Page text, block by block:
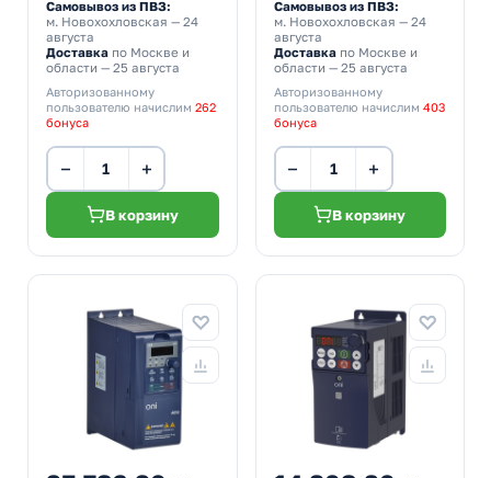
Самовывоз из ПВЗ:
м. Новохохловская — 24
августа
Доставка по Москве и
области — 25 августа
Авторизованному
пользователю начислим 262
бонуса
− +
В корзину
Самовывоз из ПВЗ:
м. Новохохловская — 24
августа
Доставкапо Москве и
области — 25 августа
Авторизованному
пользователю начислим 403
бонуса
− +
В корзину